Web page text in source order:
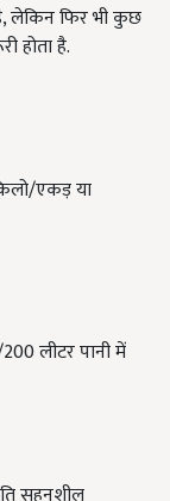
लेकिन फिर भी कुछ
होता है.
एकड़ या
लीटर पानी में